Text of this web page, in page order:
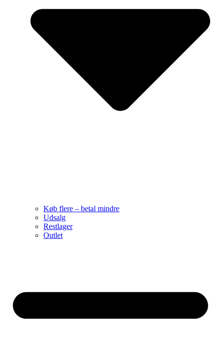
Køb flere – betal mindre
Udsalg
Restlager
Outlet